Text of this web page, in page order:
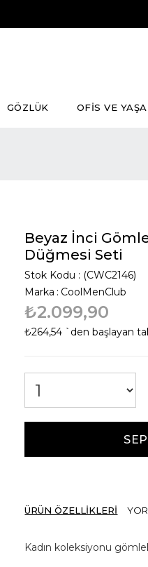
GÖZLÜK OFİS VE
Beyaz İnci
Düğmesi Seti
Stok Kodu
(CWC2146)
Marka : CoolMenClub
₺2.099,90
₺264,54 `den başlayan
ÜRÜN ÖZELLIKLERI
Kadın koleksiyonu